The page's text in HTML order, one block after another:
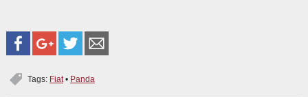
Tags: Fiat• Panda